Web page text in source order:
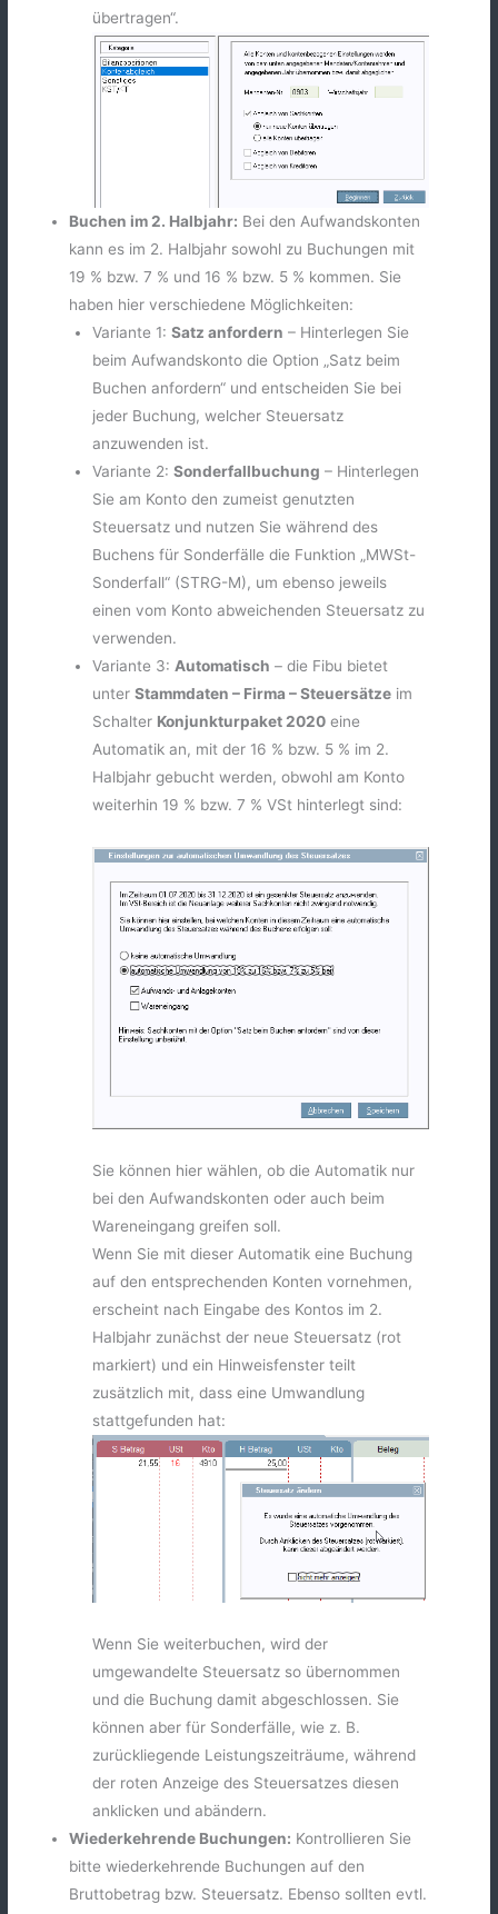
übertragen“.
Buchen im 2. Halbjahr: Bei den Aufwandskonten
kann es im 2. Halbjahr sowohl zu Buchungen mit
19 % bzw. 7 % und 16 % bzw. 5 % kommen. Sie
haben hier verschiedene Möglichkeiten:
Variante 1: Satz anfordern – Hinterlegen Sie
beim Aufwandskonto die Option „Satz beim
Buchen anfordern“ und entscheiden Sie bei
jeder Buchung, welcher Steuersatz
anzuwenden ist.
Variante 2: Sonderfallbuchung – Hinterlegen
Sie am Konto den zumeist genutzten
Steuersatz und nutzen Sie während des
Buchens für Sonderfälle die Funktion „MWSt-
Sonderfall“ (STRG-M), um ebenso jeweils
einen vom Konto abweichenden Steuersatz zu
verwenden.
Variante 3: Automatisch – die Fibu bietet
unter Stammdaten – Firma – Steuersätzeim
Schalter Konjunkturpaket 2020eine
Automatik an, mit der 16 % bzw. 5 % im 2.
Halbjahr gebucht werden, obwohl am Konto
weiterhin 19 % bzw. 7 % VSt hinterlegt sind:
Sie können hier wählen, ob die Automatik nur
bei den Aufwandskonten oder auch beim
Wareneingang greifen soll.
Wenn Sie mit dieser Automatik eine Buchung
auf den entsprechenden Konten vornehmen,
erscheint nach Eingabe des Kontos im 2.
Halbjahr zunächst der neue Steuersatz (rot
markiert) und ein Hinweisfenster teilt
zusätzlich mit, dass eine Umwandlung
stattgefunden hat:
Wenn Sie weiterbuchen, wird der
umgewandelte Steuersatz so übernommen
und die Buchung damit abgeschlossen. Sie
können aber für Sonderfälle, wie z. B.
zurückliegende Leistungszeiträume, während
der roten Anzeige des Steuersatzes diesen
anklicken und abändern.
Wiederkehrende Buchungen: Kontrollieren Sie
bitte wiederkehrende Buchungen auf den
Bruttobetrag bzw. Steuersatz. Ebenso sollten evtl.